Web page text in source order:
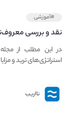
#آموزشی
نقد و بررسی
استراتژی های مهم
در این مطلب از
استراتژی‌های ترید و
نااریب